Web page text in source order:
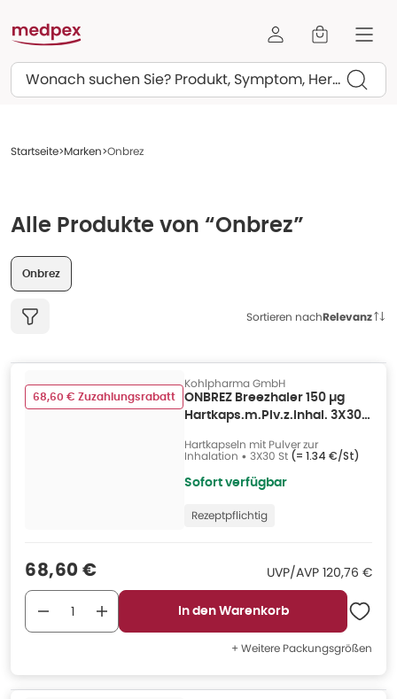
Suchen
Startseite Marken Onbrez
Alle Produkte von “Onbrez”
Onbrez
Sortieren nachRelevanz
68,60 € Zuzahlungsrabatt
Kohlpharma GmbH
ONBREZ Breezhaler 150 µg
Hartkaps.m.Plv.z.Inhal. 3X30
Hartkapseln mit Pulver zur
Inhalation • 3X30 St (= 1.34 €/St)
Sofort verfügbar
Rezeptpflichtig
Verkaufspreis
68,60 € UVP/AVP UVP/AVP
120,76 €
In den Warenkorb
+ Weitere Packungsgrößen